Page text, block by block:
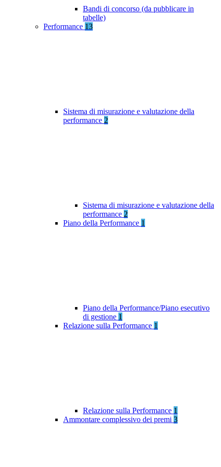
Bandi di concorso (da pubblicare in
tabelle)
Performance 13
Sistema di misurazione e valutazione della
performance 2
Sistema di misurazione e valutazione della
performance 2
Piano della Performance 1
Piano della Performance/Piano esecutivo
di gestione 1
Relazione sulla Performance 1
Relazione sulla Performance 1
Ammontare complessivo dei premi 3